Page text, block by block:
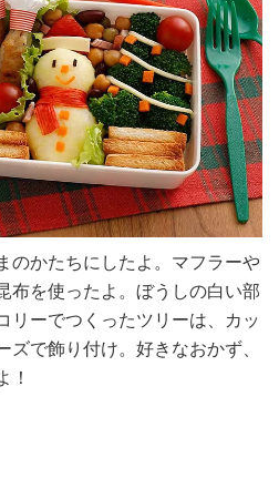
のかたちにしたよ。マフラーや
布を使ったよ。ぼうしの白い部
リーでつくったツリーは、カッ
ズで飾り付け。好きなおかず、
！